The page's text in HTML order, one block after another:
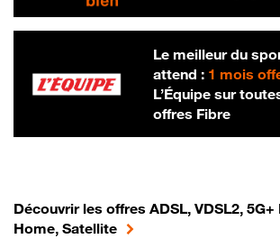
Le meilleur du
attend : 1 mois
L’Équipe sur
offres Fibre
Découvrir les offres ADSL, VDSL2, 5G+
Home, Satellite